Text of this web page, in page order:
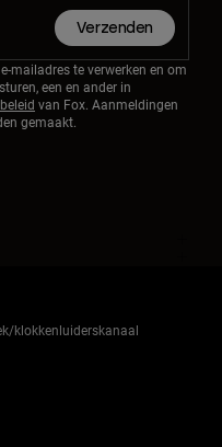
Verzenden
mailadres te verwerken en om
een en ander in
van Fox. Aanmeldingen
gemaakt.
klokkenluiderskanaal